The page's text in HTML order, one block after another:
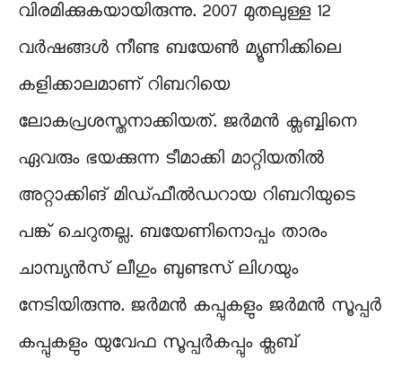
വിരമിക്കുകയായിരുന്നു. 2007 മുതലുള്ള 12
വർഷങ്ങൾ നീണ്ട ബയേൺ മ്യൂണിക്കിലെ
കളിക്കാലമാണ് റിബറിയെ
ലോകപ്രശസ്തനാക്കിയത്. ജർമൻ ക്ലബ്ബിനെ
ഏവരും ഭയക്കുന്ന ടീമാക്കി മാറ്റിയതിൽ
അറ്റാക്കിങ് മിഡ്ഫീൽഡറായ റിബറിയുടെ
പങ്ക് ചെറുതല്ല. ബയേണി​നൊപ്പം താരം
ചാമ്പ്യൻസ് ലീഗും ബുണ്ടസ് ലിഗയും
നേടിയിരുന്നു. ജർമൻ കപ്പുകളും ജർമൻ സൂപ്പർ
കപ്പുകളും യുവേഫ സൂപ്പർകപ്പും ക്ലബ്